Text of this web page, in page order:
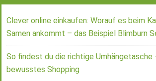
Clever online einkaufen: Worauf es beim
Samen ankommt – das Beispiel Blimburn
So findest du die richtige Umhängetasche
bewusstes Shopping